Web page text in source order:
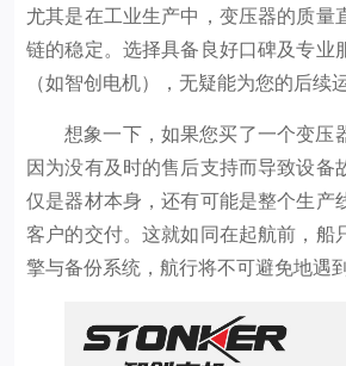
尤其是在工业生产中，变压器的质量
链的稳定。选择具备良好口碑及专业
（如智创电机），无疑能为您的后续
想象一下，如果您买了一个变压
因为没有及时的售后支持而导致设备
仅是器材本身，还有可能是整个生产
客户的交付。这就如同在起航前，船
擎与备份系统，航行将不可避免地遇